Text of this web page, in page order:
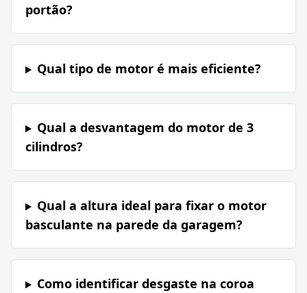
portão?
Qual tipo de motor é mais eficiente?
Qual a desvantagem do motor de 3
cilindros?
Qual a altura ideal para fixar o motor
basculante na parede da garagem?
Como identificar desgaste na coroa